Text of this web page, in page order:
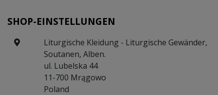
SHOP-EINSTELLUNGEN
Liturgische Kleidung - Liturgische Gewänder,
Soutanen, Alben.
ul. Lubelska 44
11-700 Mrągowo
Poland